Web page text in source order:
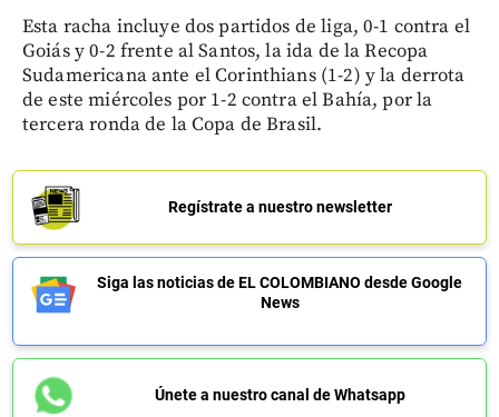
Esta racha incluye dos partidos de liga, 0-1 contra el
Goiás y 0-2 frente al Santos, la ida de la Recopa
Sudamericana ante el Corinthians (1-2) y la derrota
de este miércoles por 1-2 contra el Bahía, por la
tercera ronda de la Copa de Brasil.
Regístrate a nuestro newsletter
Siga las noticias de EL COLOMBIANO desde Google
News
Únete a nuestro canal de Whatsapp